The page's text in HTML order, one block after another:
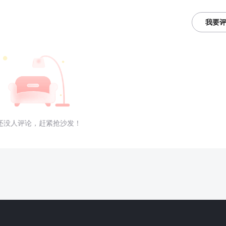
我要
没人评论，赶紧抢沙发！